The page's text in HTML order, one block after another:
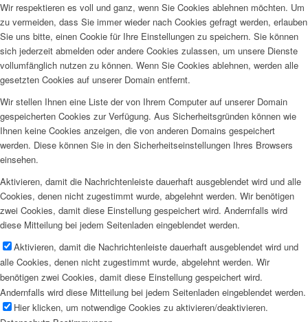
Wir respektieren es voll und ganz, wenn Sie Cookies ablehnen möchten. Um
zu vermeiden, dass Sie immer wieder nach Cookies gefragt werden, erlauben
Sie uns bitte, einen Cookie für Ihre Einstellungen zu speichern. Sie können
sich jederzeit abmelden oder andere Cookies zulassen, um unsere Dienste
vollumfänglich nutzen zu können. Wenn Sie Cookies ablehnen, werden alle
gesetzten Cookies auf unserer Domain entfernt.
Wir stellen Ihnen eine Liste der von Ihrem Computer auf unserer Domain
gespeicherten Cookies zur Verfügung. Aus Sicherheitsgründen können wie
Ihnen keine Cookies anzeigen, die von anderen Domains gespeichert
werden. Diese können Sie in den Sicherheitseinstellungen Ihres Browsers
einsehen.
Aktivieren, damit die Nachrichtenleiste dauerhaft ausgeblendet wird und alle
Cookies, denen nicht zugestimmt wurde, abgelehnt werden. Wir benötigen
zwei Cookies, damit diese Einstellung gespeichert wird. Andernfalls wird
diese Mitteilung bei jedem Seitenladen eingeblendet werden.
Aktivieren, damit die Nachrichtenleiste dauerhaft ausgeblendet wird und
alle Cookies, denen nicht zugestimmt wurde, abgelehnt werden. Wir
benötigen zwei Cookies, damit diese Einstellung gespeichert wird.
Andernfalls wird diese Mitteilung bei jedem Seitenladen eingeblendet werden.
Hier klicken, um notwendige Cookies zu aktivieren/deaktivieren.